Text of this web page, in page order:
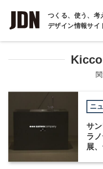
つくる、使う、考
デザイン情報サイ
INTERVIEW
インタビュー
REPORT
COLUMN
コラム ニ
サ
ラ
展